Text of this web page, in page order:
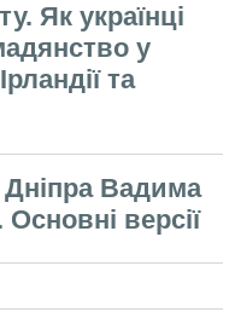
Як українці
у
та
Дніпра Вадима
версії